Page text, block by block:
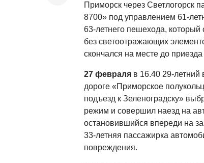
Приморск через Светлогорск
8700» под управлением 61-
63-летнего пешехода,
без светоотражающих
скончался на месте до
27 февраляв 16.40 29-летний
дороге «Приморское
подъезд к Зеленоградску»
режим и совершил наезд на
остановившийся впереди на
33-летняя пассажирка
повреждения.